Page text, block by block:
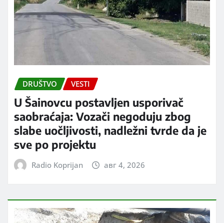
DRUŠTVO VESTI
U Šainovcu postavljen usporivač
saobraćaja: Vozači negoduju zbog
slabe uočljivosti, nadležni tvrde da je
sve po projektu
Radio Koprijan авг 4, 2026